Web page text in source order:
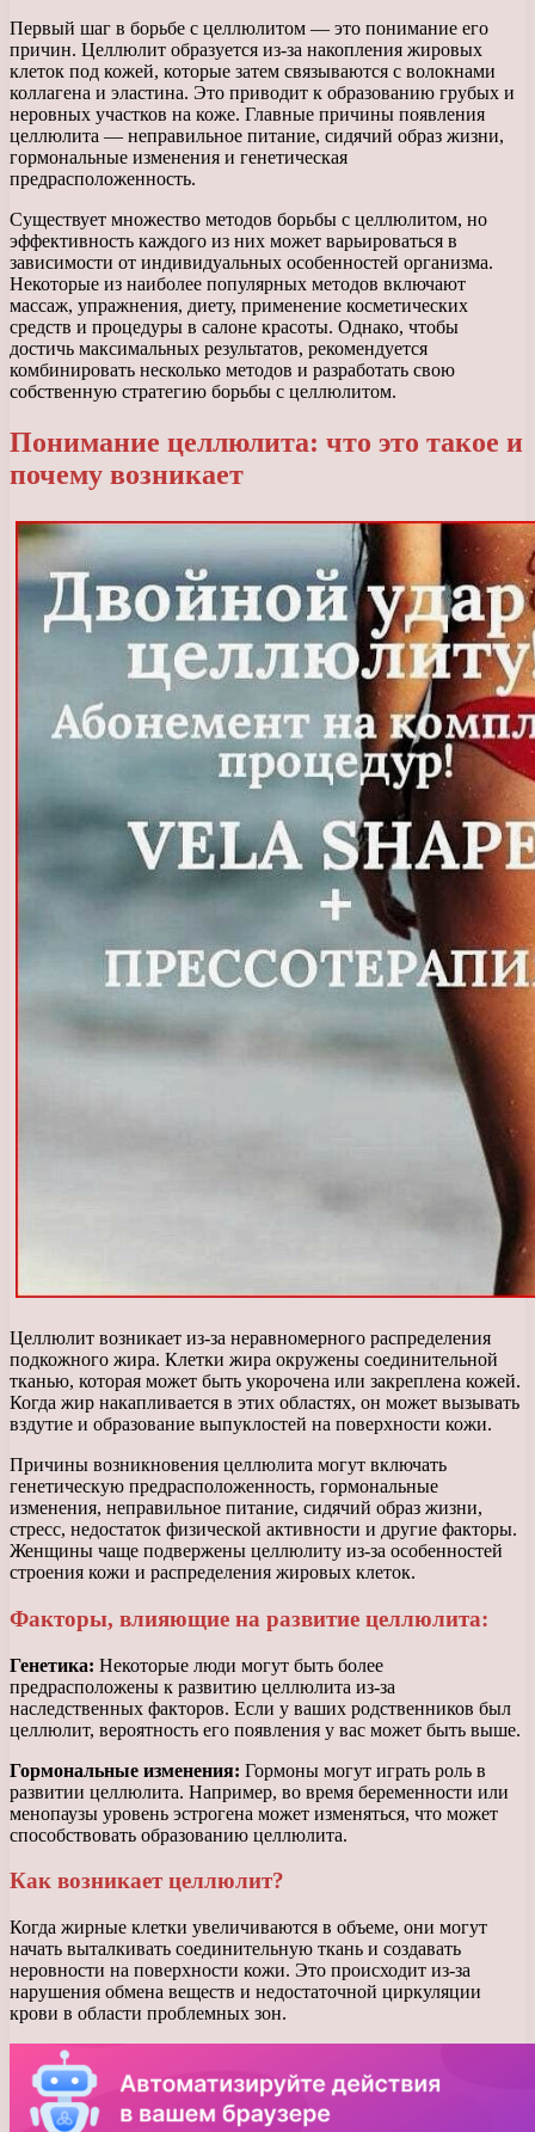
Первый шаг в борьбе с целлюлитом — это понимание его
причин. Целлюлит образуется из-за накопления жировых
клеток под кожей, которые затем связываются с волокнами
коллагена и эластина. Это приводит к образованию грубых и
неровных участков на коже. Главные причины появления
целлюлита — неправильное питание, сидячий образ жизни,
гормональные изменения и генетическая
предрасположенность.
Существует множество методов борьбы с целлюлитом, но
эффективность каждого из них может варьироваться в
зависимости от индивидуальных особенностей организма.
Некоторые из наиболее популярных методов включают
массаж, упражнения, диету, применение косметических
средств и процедуры в салоне красоты. Однако, чтобы
достичь максимальных результатов, рекомендуется
комбинировать несколько методов и разработать свою
собственную стратегию борьбы с целлюлитом.
Понимание целлюлита: что это такое и
почему возникает
Целлюлит возникает из-за неравномерного распределения
подкожного жира. Клетки жира окружены соединительной
тканью, которая может быть укорочена или закреплена кожей.
Когда жир накапливается в этих областях, он может вызывать
вздутие и образование выпуклостей на поверхности кожи.
Причины возникновения целлюлита могут включать
генетическую предрасположенность, гормональные
изменения, неправильное питание, сидячий образ жизни,
стресс, недостаток физической активности и другие факторы.
Женщины чаще подвержены целлюлиту из-за особенностей
строения кожи и распределения жировых клеток.
Факторы, влияющие на развитие целлюлита:
Генетика: Некоторые люди могут быть более
предрасположены к развитию целлюлита из-за
наследственных факторов. Если у ваших родственников был
целлюлит, вероятность его появления у вас может быть выше.
Гормональные изменения: Гормоны могут играть роль в
развитии целлюлита. Например, во время беременности или
менопаузы уровень эстрогена может изменяться, что может
способствовать образованию целлюлита.
Как возникает целлюлит?
Когда жирные клетки увеличиваются в объеме, они могут
начать выталкивать соединительную ткань и создавать
неровности на поверхности кожи. Это происходит из-за
нарушения обмена веществ и недостаточной циркуляции
крови в области проблемных зон.